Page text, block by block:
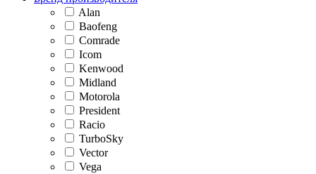
Alan
Baofeng
Comrade
Icom
Kenwood
Midland
Motorola
President
Racio
TurboSky
Vector
Vega